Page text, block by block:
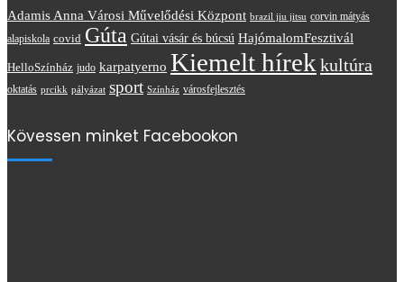
Adamis Anna Városi Művelődési Központ brazil jiu jitsu corvin mátyás
alapiskola covid Gúta Gútai vásár és búcsú HajómalomFesztivál
HelloSzínház judo karpatyerno Kiemelt hírek kultúra
oktatás prcikk pályázat sport Színház városfejlesztés
Kövessen minket Facebookon